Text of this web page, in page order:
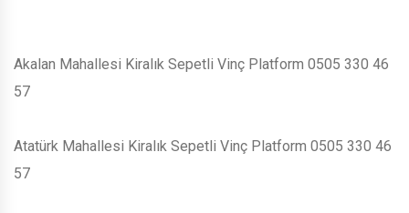
Akalan Mahallesi Kiralık Sepetli Vinç Platform 0505 330 46
57
Atatürk Mahallesi Kiralık Sepetli Vinç Platform 0505 330 46
57